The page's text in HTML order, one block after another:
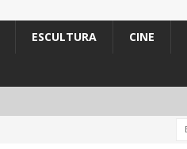
ESCULTURA CINE